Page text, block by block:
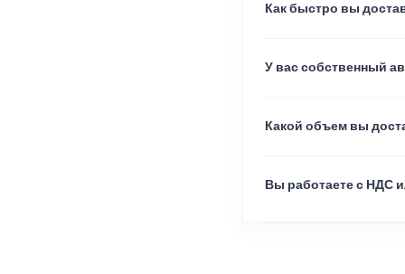
Как быстро вы
У вас собственный
Какой объем вы
Вы работаете с НДС